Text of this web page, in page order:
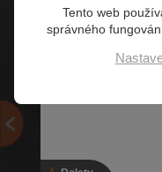
Tento web
správného